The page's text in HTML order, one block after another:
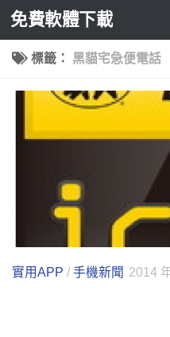
Skip to content
免費軟體下載
標籤： 黑貓宅急便電話
實用APP / 手機新聞 2014